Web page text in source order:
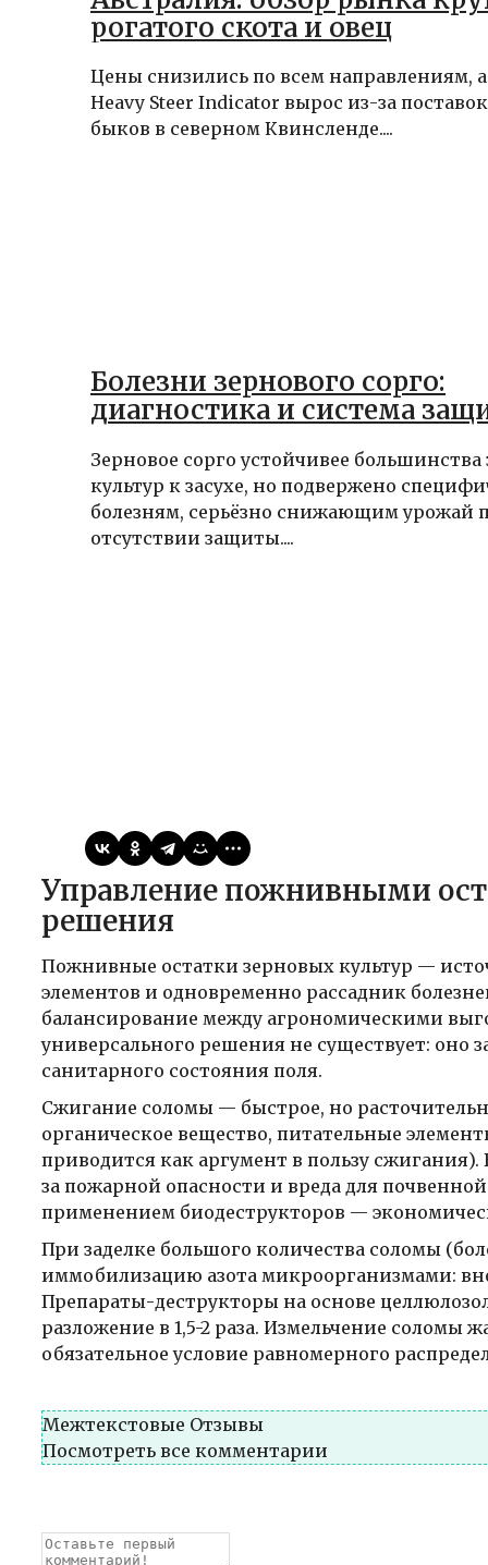
рогатого скота и овец
Цены снизились по всем направлениям,
Heavy Steer Indicator вырос из-за
быков в северном Квинсленде....
Болезни зернового сорго:
диагностика и система
Зерновое сорго устойчивее
культур к засухе, но подвержено
болезням, серьёзно снижающим урожай
отсутствии защиты....
Управление пожнивными остатками: проблемы и
решения
Пожнивные остатки зерновых культур —
элементов и одновременно рассадник
балансирование между агрономическими
универсального решения не существует: оно
санитарного состояния поля.
Сжигание соломы — быстрое, но
органическое вещество, питательные
приводится как аргумент в пользу
за пожарной опасности и вреда для
применением биодеструкторов —
При заделке большого количества соломы
иммобилизацию азота микроорганизмами:
Препараты-деструкторы на основе
разложение в 1,5-2 раза. Измельчение
обязательное условие равномерного
Межтекстовые Отзывы
Посмотреть все комментарии